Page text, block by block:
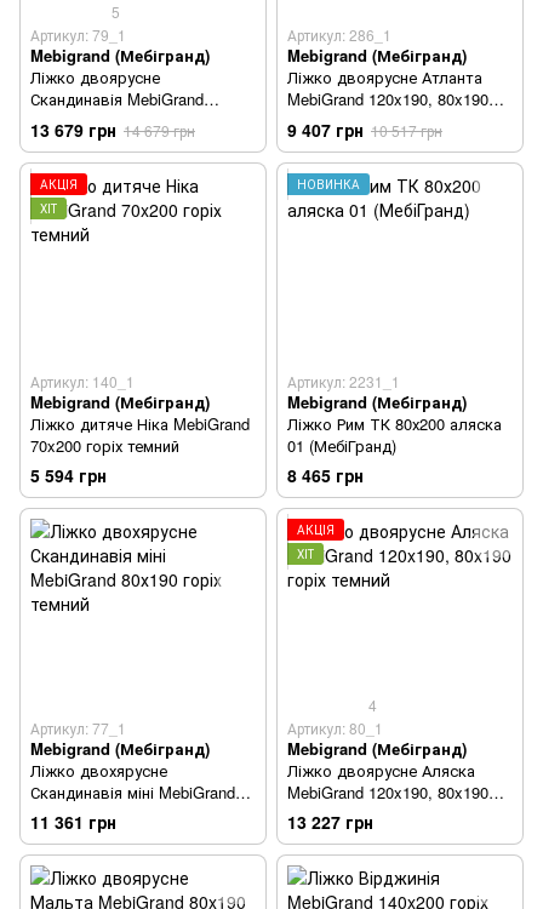
5
Артикул: 79_1
Mebigrand (Мебігранд)
Ліжко двоярусне
Скандинавія MebiGrand
120x190, 80x190 горіх темний
13 679 грн 14 679 грн
Артикул: 286_1
Mebigrand (Мебігранд)
Ліжко двоярусне Атланта
MebiGrand 120x190, 80x190
горіх темний
9 407 грн 10 517 грн
АКЦІЯ
ХІТ
Артикул: 140_1
Mebigrand (Мебігранд)
Ліжко дитяче Ніка MebiGrand
70x200 горіх темний
5 594 грн
НОВИНКА
Артикул: 2231_1
Mebigrand (Мебігранд)
Ліжко Рим ТК 80х200 аляска
01 (МебіГранд)
8 465 грн
Артикул: 77_1
Mebigrand (Мебігранд)
Ліжко двохярусне
Скандинавія міні MebiGrand
80х190 горіх темний
11 361 грн
АКЦІЯ
ХІТ
4
Артикул: 80_1
Mebigrand (Мебігранд)
Ліжко двоярусне Аляска
MebiGrand 120x190, 80x190
горіх темний
13 227 грн